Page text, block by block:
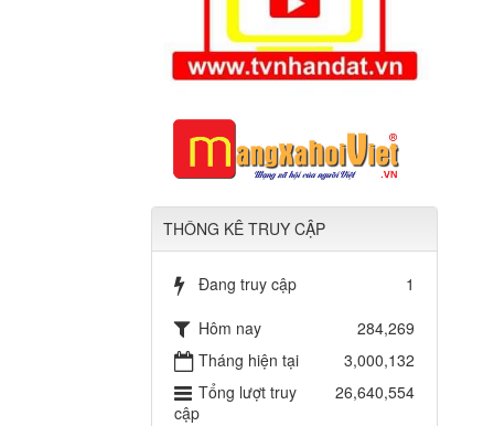
THÔNG KÊ TRUY CẬP
Đang truy cập
1
Hôm nay
284,269
Tháng hiện tại
3,000,132
Tổng lượt truy
cập
26,640,554